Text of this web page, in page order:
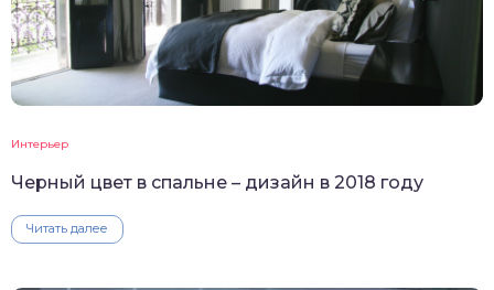
Интерьер
Черный цвет в спальне – дизайн в 2018 году
Читать далее